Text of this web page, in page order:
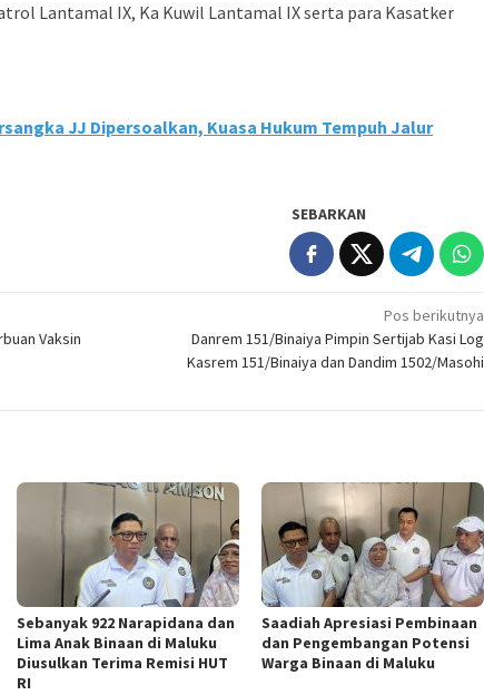
Lantamal IX, Ka Kuwil Lantamal IX serta para Kasatker
JJ Dipersoalkan, Kuasa Hukum Tempuh Jalur
SEBARKAN
Vaksin
Pos berikutnya
Danrem 151/Binaiya Pimpin Sertijab Kasi Log
Kasrem 151/Binaiya dan Dandim 1502/Masohi
Sebanyak 922 Narapidana dan
Lima Anak Binaan di Maluku
Diusulkan Terima Remisi HUT
RI
Saadiah Apresiasi Pembinaan
dan Pengembangan Potensi
Warga Binaan di Maluku